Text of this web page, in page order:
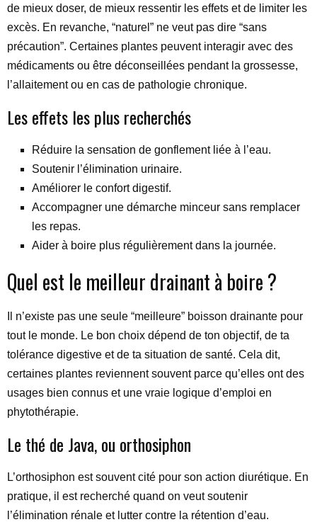
de mieux doser, de mieux ressentir les effets et de limiter les
excès. En revanche, “naturel” ne veut pas dire “sans
précaution”. Certaines plantes peuvent interagir avec des
médicaments ou être déconseillées pendant la grossesse,
l’allaitement ou en cas de pathologie chronique.
Les effets les plus recherchés
Réduire la sensation de gonflement liée à l’eau.
Soutenir l’élimination urinaire.
Améliorer le confort digestif.
Accompagner une démarche minceur sans remplacer
les repas.
Aider à boire plus régulièrement dans la journée.
Quel est le meilleur drainant à boire ?
Il n’existe pas une seule “meilleure” boisson drainante pour
tout le monde. Le bon choix dépend de ton objectif, de ta
tolérance digestive et de ta situation de santé. Cela dit,
certaines plantes reviennent souvent parce qu’elles ont des
usages bien connus et une vraie logique d’emploi en
phytothérapie.
Le thé de Java, ou orthosiphon
L’orthosiphon est souvent cité pour son action diurétique. En
pratique, il est recherché quand on veut soutenir
l’élimination rénale et lutter contre la rétention d’eau.